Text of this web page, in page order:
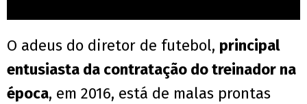
O adeus do diretor de futebol, principal
entusiasta da contratação do treinador na
época, em 2016, está de malas prontas